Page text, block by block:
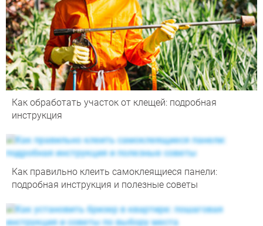
Как обработать участок от клещей: подробная
инструкция
Как правильно клеить самоклеящиеся панели:
подробная инструкция и полезные советы